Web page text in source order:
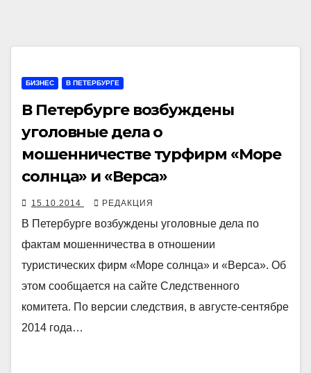
БИЗНЕС В ПЕТЕРБУРГЕ
В Петербурге возбуждены
уголовные дела о
мошенничестве турфирм «Море
солнца» и «Верса»
15.10.2014 РЕДАКЦИЯ
В Петербурге возбуждены уголовные дела по
фактам мошенничества в отношении
туристических фирм «Море солнца» и «Верса». Об
этом сообщается на сайте Следственного
комитета. По версии следствия, в августе-сентябре
2014 года…